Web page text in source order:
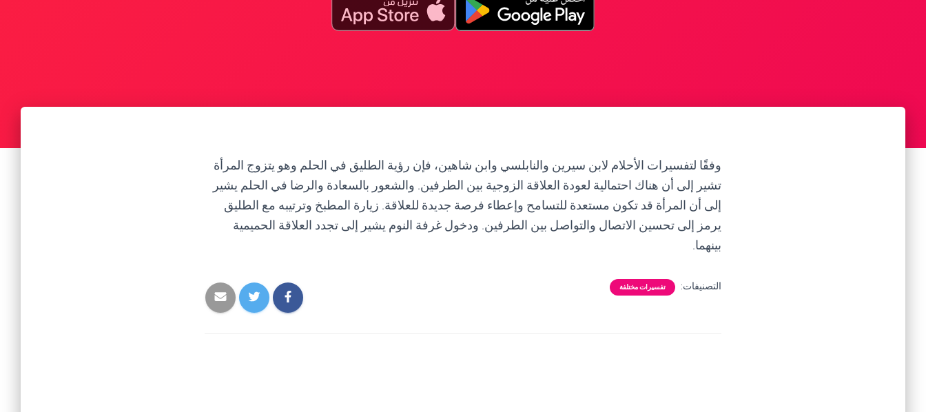
وفقًا لتفسيرات الأحلام لابن سيرين والنابلسي وابن شاهين، فإن رؤية الطليق في الحلم وهو يتزوج المرأة
تشير إلى أن هناك احتمالية لعودة العلاقة الزوجية بين الطرفين. والشعور بالسعادة والرضا في الحلم يشير
إلى أن المرأة قد تكون مستعدة للتسامح وإعطاء فرصة جديدة للعلاقة. زيارة المطبخ وترتيبه مع الطليق
يرمز إلى تحسين الاتصال والتواصل بين الطرفين. ودخول غرفة النوم يشير إلى تجدد العلاقة الحميمية
بينهما.
التصنيفات: تفسيرات مختلفة